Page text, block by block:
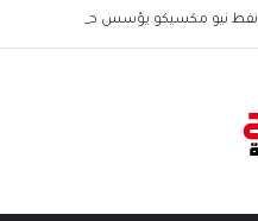
نفط نيو مكسيكو يؤسس صندوق 75 مليار دولار ويشعل جدل الإنفاق